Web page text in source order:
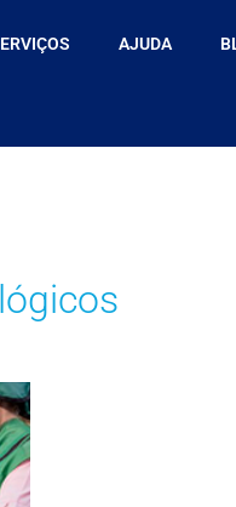
AJUDA